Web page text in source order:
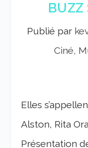
BUZZ
Publié par
Ciné,
Elles
Alston, Rita
Présentation